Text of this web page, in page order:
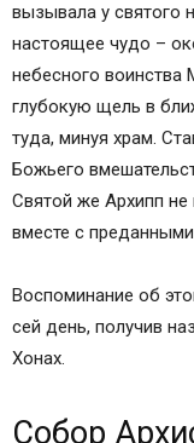
вызывала у святого
настоящее чудо –
небесного
глубокую щель в
туда, минуя храм.
Божьего
Святой же Архипп не
вместе с
Воспоминание об
сей день, получив
Хонах.
Собор